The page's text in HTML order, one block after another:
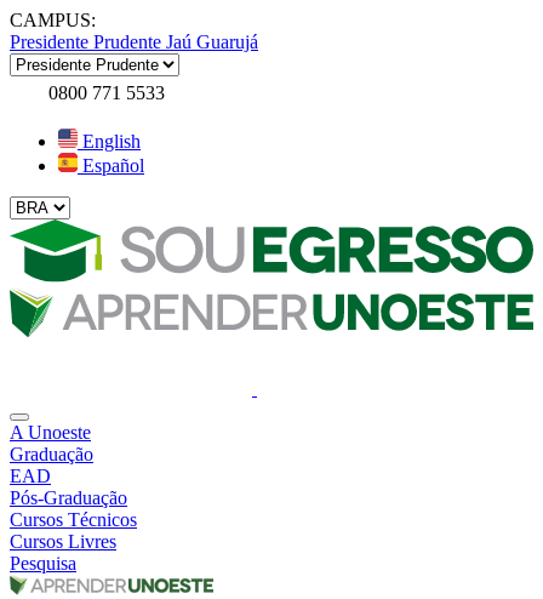
CAMPUS:
Presidente Prudente Jaú Guarujá
0800 771 5533
English
Español
A Unoeste
Graduação
EAD
Pós-Graduação
Cursos Técnicos
Cursos Livres
Pesquisa